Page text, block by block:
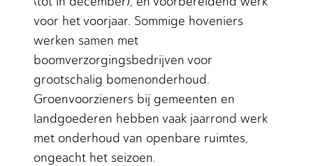
voor het voorjaar. Sommige hoveniers
werken samen met
boomverzorgingsbedrijven voor
grootschalig bomenonderhoud.
Groenvoorzieners bij gemeenten en
landgoederen hebben vaak jaarrond werk
met onderhoud van openbare ruimtes,
ongeacht het seizoen.